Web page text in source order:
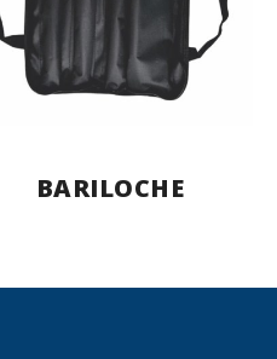
BARILOCHE